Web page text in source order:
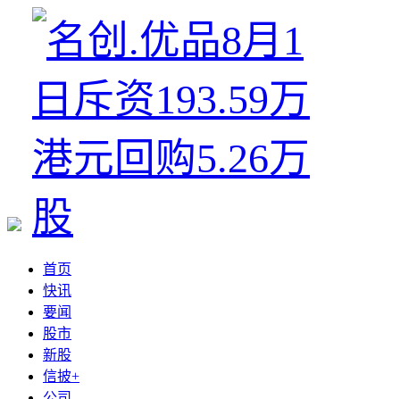
首页
快讯
要闻
股市
新股
信披+